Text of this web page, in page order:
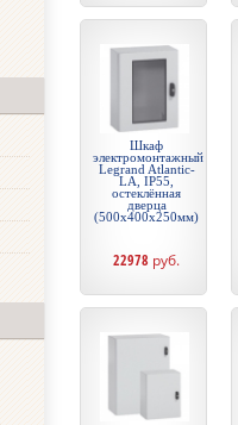
Шкаф
электромонтажный
Legrand Atlantic-
LA, IP55,
остеклённая
дверца
(500х400х250мм)
22978 руб.